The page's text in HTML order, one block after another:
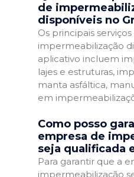
de
disponíveis no
Os principais serviços
impermeabilização
aplicativo incluem
lajes e estruturas,
manta asfáltica,
em
Como posso
empresa de
seja qualificada
Para garantir que a
impermeabilização